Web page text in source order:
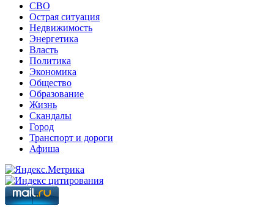
СВО
Острая ситуация
Недвижимость
Энергетика
Власть
Политика
Экономика
Общество
Образование
Жизнь
Скандалы
Город
Транспорт и дороги
Афиша